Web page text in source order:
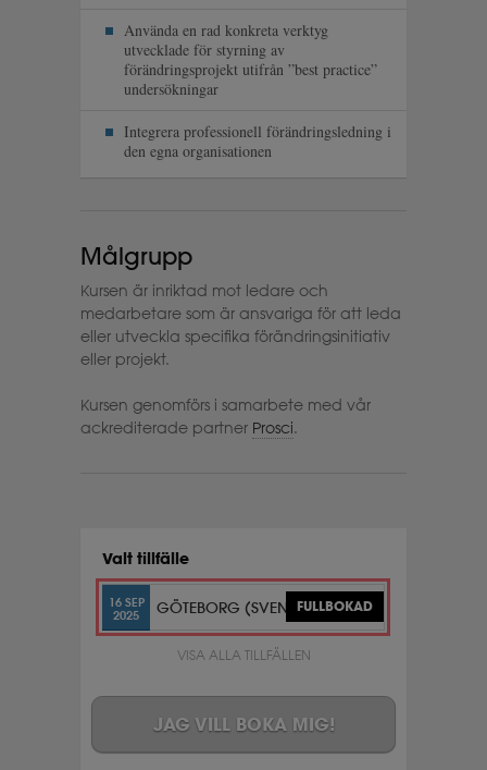
Använda en rad konkreta verktyg
utvecklade för styrning av
förändringsprojekt utifrån ”best practice”
undersökningar
Integrera professionell förändringsledning i
den egna organisationen
Målgrupp
Kursen är inriktad mot ledare och
medarbetare som är ansvariga för att leda
eller utveckla specifika förändringsinitiativ
eller projekt.
Kursen genomförs i samarbete med vår
ackrediterade partner Prosci.
Valt tillfälle
16 SEP
2025
GÖTEBORG (SVENSKA)FULLBOKAD
VISA ALLA TILLFÄLLEN
JAG VILL BOKA MIG!